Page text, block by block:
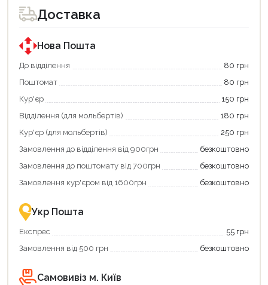
для
покупки
державною
програмою
єКнига.
Використовуйте
карту
щоб
зекономити
та
отримати
переваги!
картою
єКнига
–
зручно
та
для
покупки
державною
програмою
«Національний
кешбек».
покупку
«Національний
кешбек»
та
отримуйте
повернення
Економте
більше
разом
державною
підтримкою!
Доставка
Нова Пошта
До відділення
80 грн
Поштомат
80 грн
Кур'єр
150 грн
Відділення (для мольбертів)
180 грн
Кур'єр (для мольбертів)
250 грн
Замовлення до відділення від 900грн
безкоштовно
Замовлення до поштомату від 700грн
безкоштовно
Замовлення кур'єром від 1600грн
безкоштовно
Укр Пошта
Експрес
55 грн
Замовлення від 500 грн
безкоштовно
Самовивіз м. КиївПродовжити покупки